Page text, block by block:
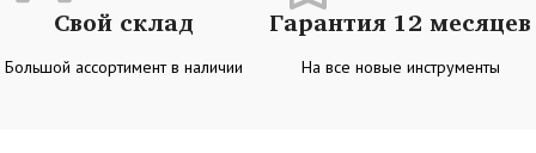
Свой склад
Большой ассортимент в наличии
Гарантия 12 месяцев
На все новые инструменты